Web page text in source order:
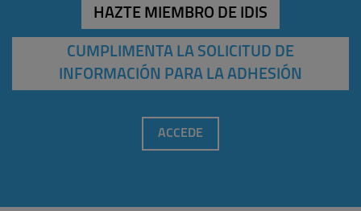
HAZTE MIEMBRO DE IDIS
CUMPLIMENTA LA SOLICITUD DE
INFORMACIÓN PARA LA ADHESIÓN
ACCEDE